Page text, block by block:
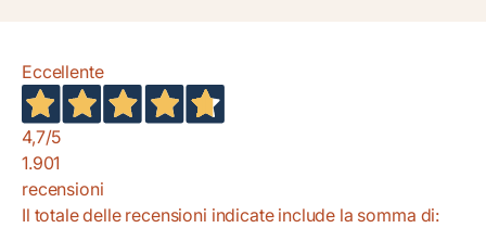
Eccellente
4,7/5
1.901
recensioni
Il totale delle recensioni indicate include la somma di: